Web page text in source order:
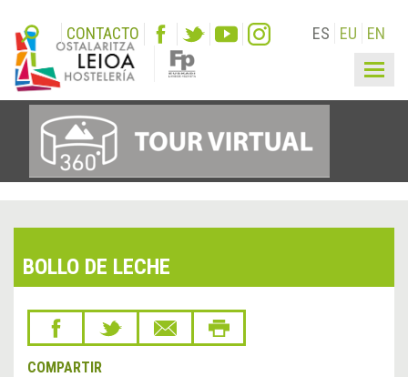
CONTACTO ES EU EN
BOLLO DE LECHE
COMPARTIR